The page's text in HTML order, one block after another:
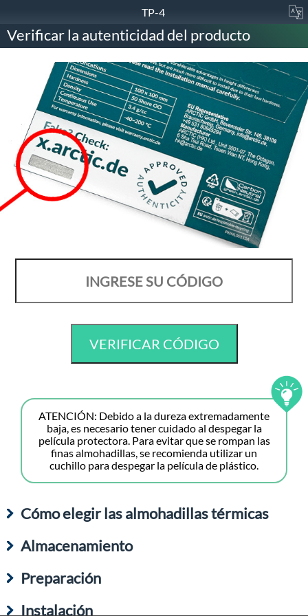
TP-4
Verificar la autenticidad del producto
ATENCIÓN: Debido a la dureza extremadamente
baja, es necesario tener cuidado al despegar la
película protectora. Para evitar que se rompan las
finas almohadillas, se recomienda utilizar un
cuchillo para despegar la película de plástico.
Cómo elegir las almohadillas térmicas
Almacenamiento
Preparación
Instalación